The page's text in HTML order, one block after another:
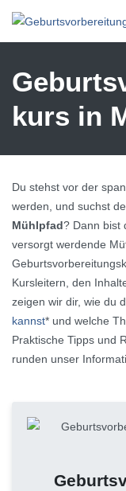
kurs in
Du stehst vor der
werden, und suchst
Mühlpfad? Dann bist
versorgt werdende
Kursleitern, den
zeigen wir dir, wie du
kannst* und welche
Praktische Tipps und
runden unser